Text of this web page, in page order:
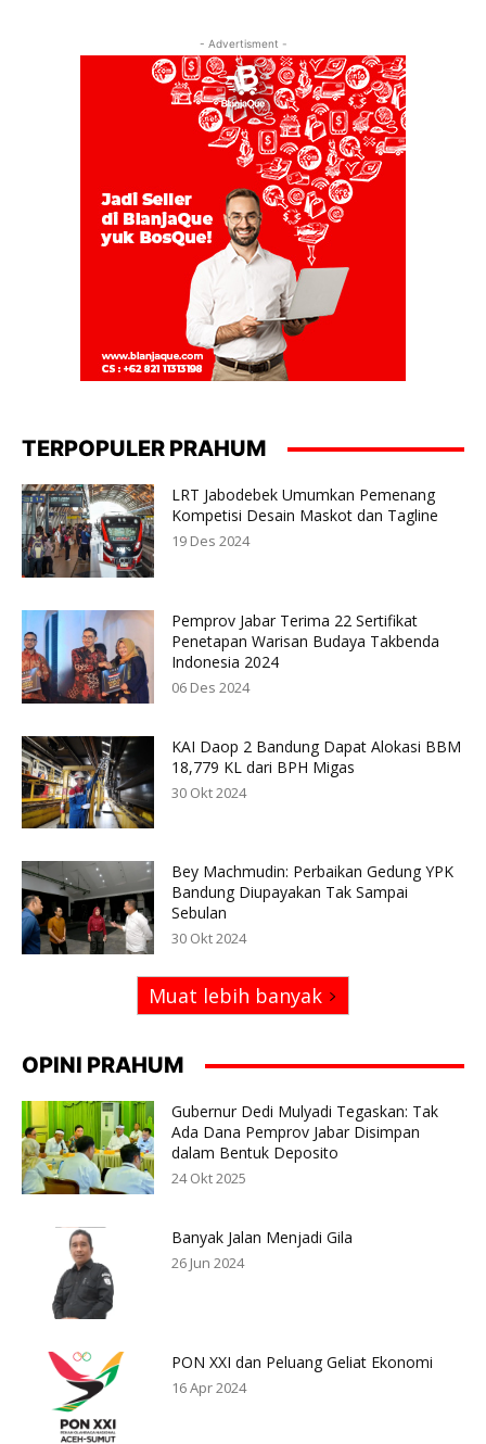
- Advertisment -
TERPOPULER PRAHUM
LRT Jabodebek Umumkan Pemenang
Kompetisi Desain Maskot dan Tagline
19 Des 2024
Pemprov Jabar Terima 22 Sertifikat
Penetapan Warisan Budaya Takbenda
Indonesia 2024
06 Des 2024
KAI Daop 2 Bandung Dapat Alokasi BBM
18,779 KL dari BPH Migas
30 Okt 2024
Bey Machmudin: Perbaikan Gedung YPK
Bandung Diupayakan Tak Sampai
Sebulan
30 Okt 2024
Muat lebih banyak
OPINI PRAHUM
Gubernur Dedi Mulyadi Tegaskan: Tak
Ada Dana Pemprov Jabar Disimpan
dalam Bentuk Deposito
24 Okt 2025
Banyak Jalan Menjadi Gila
26 Jun 2024
PON XXI dan Peluang Geliat Ekonomi
16 Apr 2024